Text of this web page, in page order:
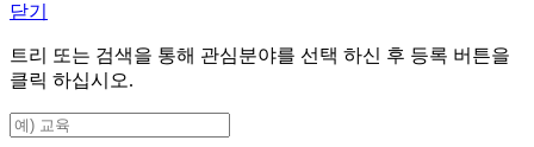
닫기
트리 또는 검색을 통해 관심분야를 선택 하신 후 등록 버튼을
클릭 하십시오.